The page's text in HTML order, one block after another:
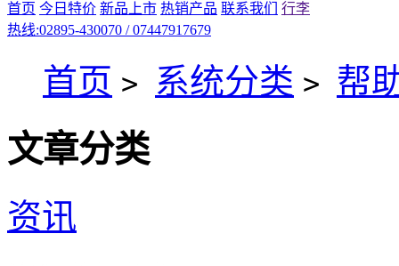
首页 今日特价 新品上市 热销产品 联系我们
行李
热线:02895-430070 / 07447917679
首页 > 系统分类 > 帮
文章分类
资讯